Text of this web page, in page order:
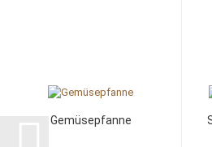
Gemüsepfanne